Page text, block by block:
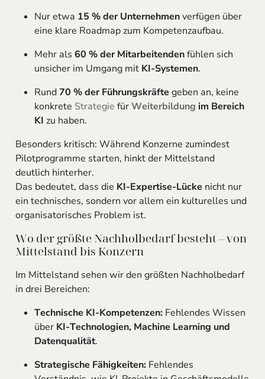
Nur etwa 15 % der Unternehmenverfügen über
eine klare Roadmap zum Kompetenzaufbau.
Mehr als 60 % der Mitarbeitendenfühlen sich
unsicher im Umgang mit KI-Systemen.
Rund70 % der Führungskräftegeben an, keine
konkrete Strategie fürWeiterbildung im Bereich
KI zu haben.
Besonders kritisch: Während Konzerne zumindest
Pilotprogramme starten, hinkt der Mittelstand
deutlich hinterher.
Das bedeutet, dass die KI-Expertise-Lückenicht nur
ein technisches, sondern vor allem ein kulturelles und
organisatorisches Problem ist.
Wo der größte Nachholbedarf besteht – von
Mittelstand bis Konzern
Im Mittelstand sehen wir den größten Nachholbedarf
in drei Bereichen:
Technische KI-Kompetenzen:Fehlendes Wissen
über KI-Technologien, Machine Learning und
Datenqualität.
Strategische Fähigkeiten:Fehlendes